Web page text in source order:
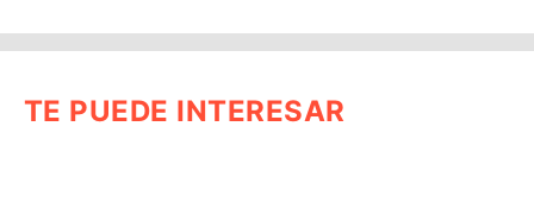
TE PUEDE INTERESAR